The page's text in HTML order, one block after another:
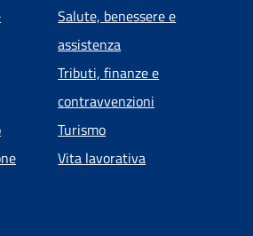
Salute, benessere e
assistenza
Tributi, finanze e
contravvenzioni
Turismo
Vita lavorativa